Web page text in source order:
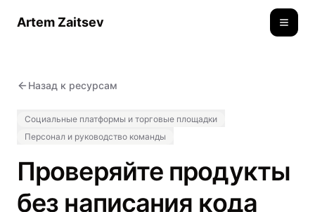
Artem Zaitsev
Назад к ресурсам
Социальные платформы и торговые площадки
Персонал и руководство команды
Проверяйте продукты
без написания кода